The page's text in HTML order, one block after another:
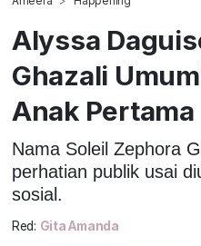
Alyssa
Ghazali
Anak Pertama
Nama Soleil Zephora
perhatian publik usai
sosial.
Red: Gita Amanda